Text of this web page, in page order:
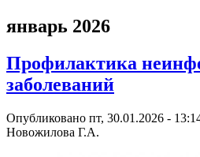
январь 2026
Профилактика
заболеваний
Опубликовано пт, 30.01.2026 -
Новожилова Г.А.